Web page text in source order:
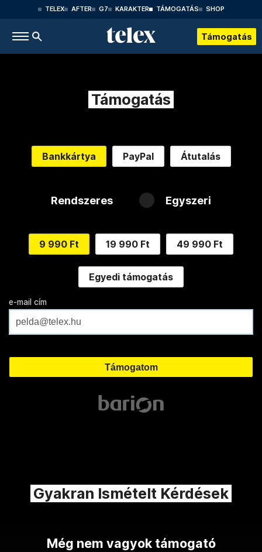
TELEX AFTER G7 KARAKTER TÁMOGATÁS SHOP
Támogatás
Támogatás
Bankkártya PayPal Átutalás
Rendszeres Egyszeri
9 990 Ft 19 990 Ft 49 990 Ft
Egyedi támogatás
e-mail cím
Gyakran Ismételt Kérdések
Még nem vagyok támogató